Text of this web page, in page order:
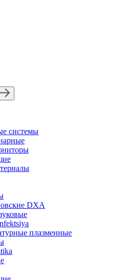
системы
DXA
плазменные